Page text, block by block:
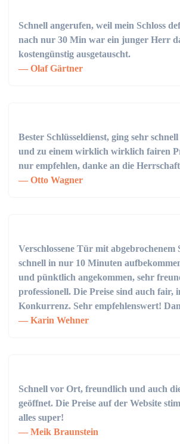
Schnell angerufen, weil mein Schloss
nach nur 30 Min war ein junger Herr
kostengünstig ausgetauscht.
Olaf Gärtner
Bester Schlüsseldienst, ging sehr
und zu einem wirklich wirklich fairen
nur empfehlen, danke an die
Otto Wagner
Verschlossene Tür mit abgebrochenem
schnell in nur 10 Minuten
und pünktlich angekommen, sehr
professionell. Die Preise sind auch fair,
Konkurrenz. Sehr empfehlenswert!
Karin Wehner
Schnell vor Ort, freundlich und auch
geöffnet. Die Preise auf der Website
alles super!
Meik Braunstein